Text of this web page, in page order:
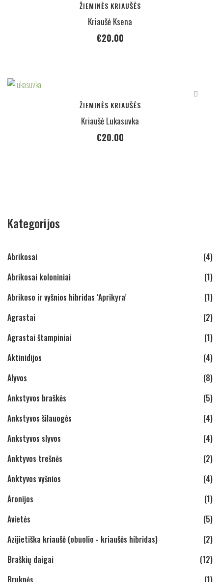
ŽIEMINĖS KRIAUŠĖS
Kriaušė Ksena
€20.00
ŽIEMINĖS KRIAUŠĖS
Kriaušė Lukasuvka
€20.00
Kategorijos
Abrikosai
(4)
Abrikosai koloniniai
(1)
Abrikoso ir vyšnios hibridas ‘Aprikyra’
(1)
Agrastai
(2)
Agrastai štampiniai
(1)
Aktinidijos
(4)
Alyvos
(8)
Ankstyvos braškės
(5)
Ankstyvos šilauogės
(4)
Ankstyvos slyvos
(4)
Anktyvos trešnės
(2)
Anktyvos vyšnios
(4)
Aronijos
(1)
Avietės
(5)
Azijietiška kriaušė (obuolio - kriaušės hibridas)
(2)
Braškių daigai
(12)
Bruknės
(1)